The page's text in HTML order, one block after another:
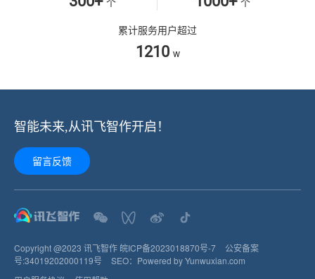
累计服务用户超过
1210 w
智能未来,从讯飞智作开启！
留言反馈
Copyright @2023 讯飞智作 皖ICP备2023018870号-7
公安备案
号:34019202000119号 SEO： Powered by Yunwuxian.com